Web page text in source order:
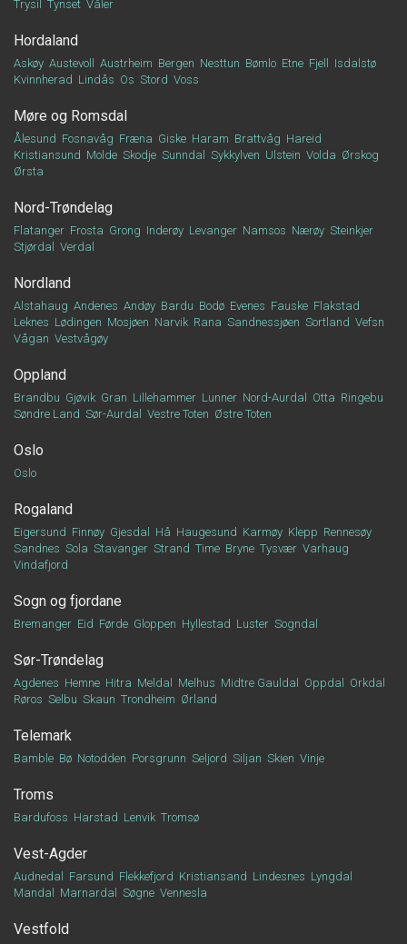
Trysil
Tynset Våler
Hordaland
Askøy Austevoll Austrheim Bergen Nesttun Bømlo Etne Fjell
Isdalstø
Kvinnherad Lindås Os Stord Voss
Møre og Romsdal
Ålesund Fosnavåg Fræna Giske Haram Brattvåg Hareid
Kristiansund Molde Skodje Sunndal Sykkylven Ulstein Volda Ørskog
Ørsta
Nord-Trøndelag
Flatanger Frosta Grong Inderøy Levanger Namsos Nærøy Steinkjer
Stjørdal
Verdal
Nordland
Alstahaug Andenes Andøy Bardu Bodø Evenes Fauske Flakstad
Leknes Lødingen Mosjøen Narvik Rana Sandnessjøen Sortland Vefsn
Vågan Vestvågøy
Oppland
Brandbu Gjøvik Gran Lillehammer Lunner Nord-Aurdal Otta Ringebu
Søndre Land Sør-Aurdal Vestre Toten Østre Toten
Oslo
Oslo
Rogaland
Eigersund Finnøy Gjesdal Hå Haugesund Karmøy Klepp Rennesøy
Sandnes Sola Stavanger Strand Time Bryne Tysvær Varhaug
Vindafjord
Sogn og fjordane
Bremanger Eid Førde Gloppen Hyllestad Luster Sogndal
Sør-Trøndelag
Agdenes Hemne Hitra Meldal Melhus Midtre Gauldal Oppdal
Orkdal
Røros Selbu Skaun Trondheim Ørland
Telemark
Bamble Bø Notodden Porsgrunn Seljord Siljan Skien Vinje
Troms
Bardufoss Harstad Lenvik Tromsø
Vest-Agder
Audnedal Farsund Flekkefjord Kristiansand Lindesnes Lyngdal
Mandal
Marnardal Søgne Vennesla
Vestfold